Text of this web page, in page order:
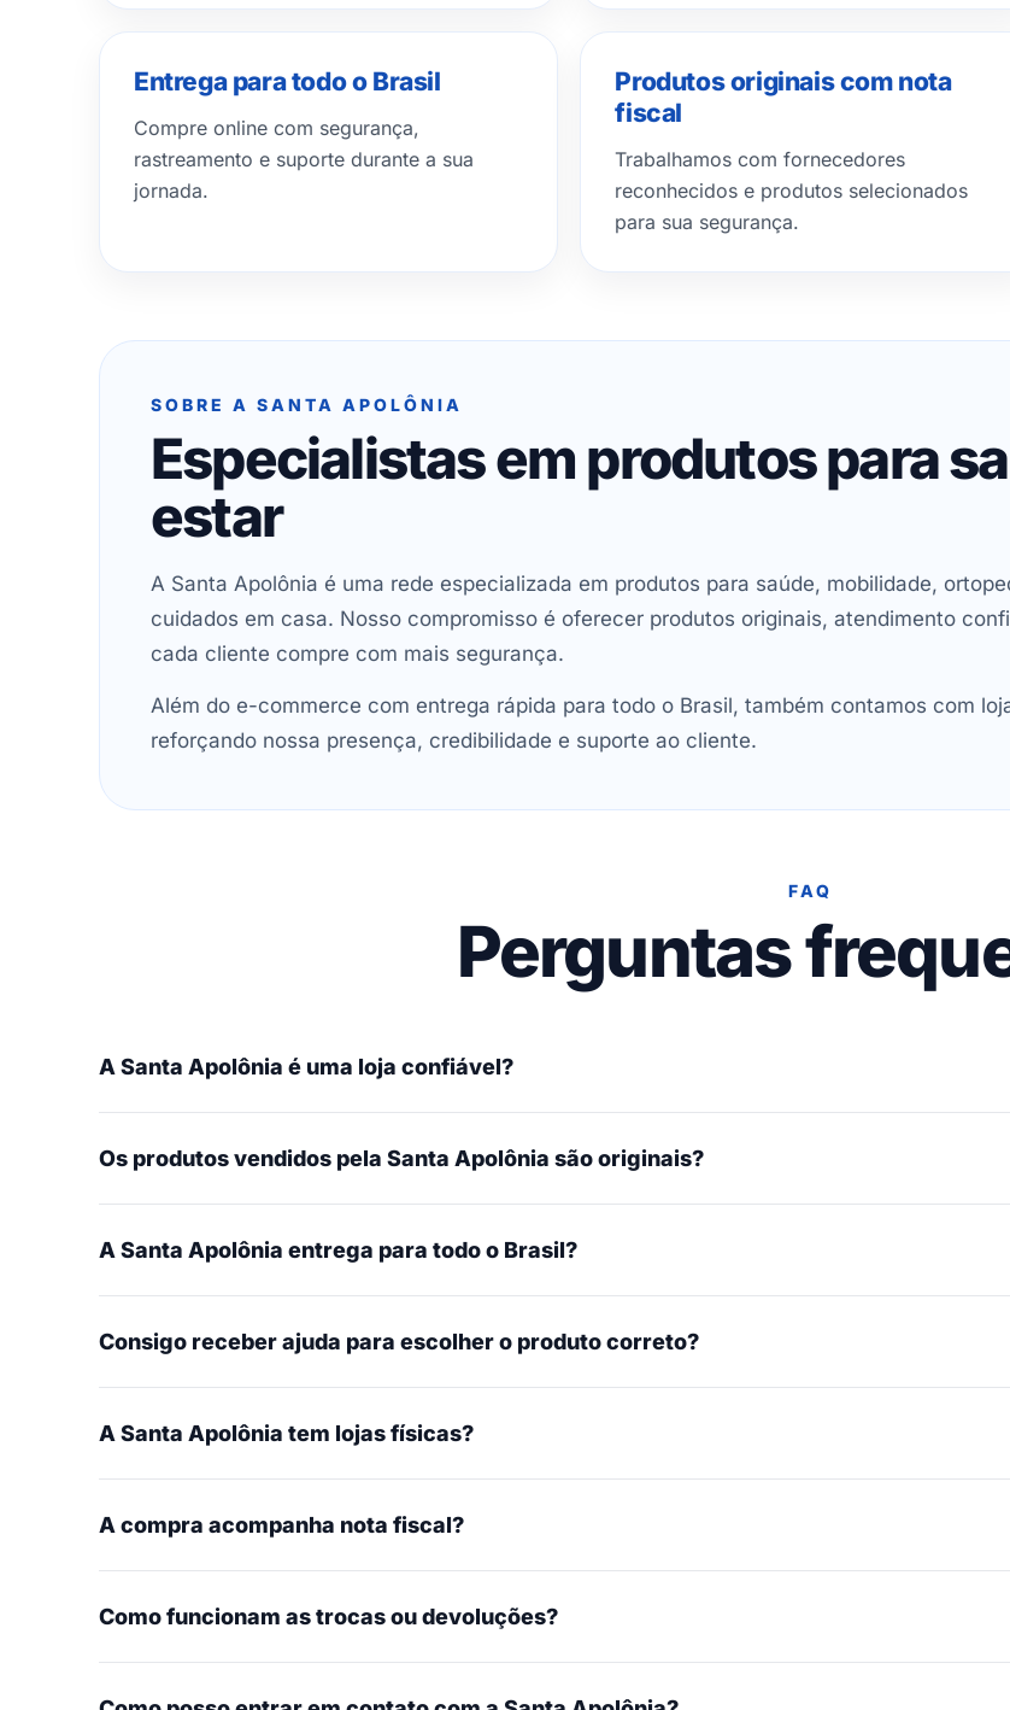
Entrega para todo o Brasil
Compre online com segurança,
rastreamento e suporte durante a sua
jornada.
Produtos originais com nota
fiscal
Trabalhamos com fornecedores
reconhecidos e produtos selecionados
para sua segurança.
SOBRE A SANTA APOLÔNIA
Especialistas em produtos para
estar
A Santa Apolônia é uma rede especializada em produtos para saúde, mobilidade,
cuidados em casa. Nosso compromisso é oferecer produtos originais, atendimento
cada cliente compre com mais segurança.
Além do e-commerce com entrega rápida para todo o Brasil, também contamos com
reforçando nossa presença, credibilidade e suporte ao cliente.
FAQ
Perguntas
A Santa Apolônia é uma loja confiável?
Os produtos vendidos pela Santa Apolônia são originais?
A Santa Apolônia entrega para todo o Brasil?
Consigo receber ajuda para escolher o produto correto?
A Santa Apolônia tem lojas físicas?
A compra acompanha nota fiscal?
Como funcionam as trocas ou devoluções?